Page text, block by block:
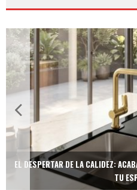
EL DESPERTAR DE LA CALIDEZ:
TU